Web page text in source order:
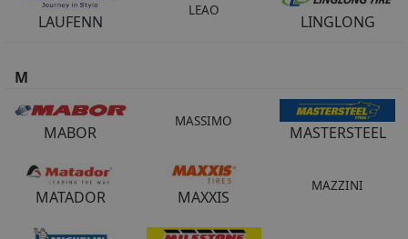
LAUFENN
LEAO
LINGLONG
M
MABOR
MASSIMO
MASTERSTEEL
MATADOR MAXXIS
MAZZINI